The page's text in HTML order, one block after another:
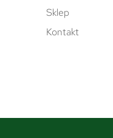
Sklep
Kontakt